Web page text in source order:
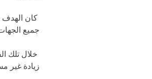
كان الهدف
جميع
زيادة غير